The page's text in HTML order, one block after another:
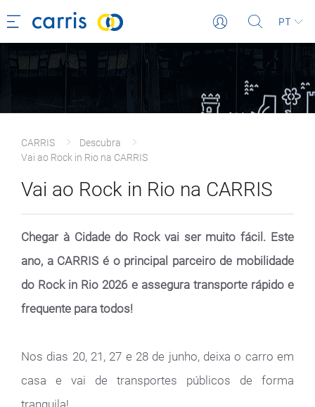
PT
CARRIS
Descubra
Vai ao Rock in Rio na CARRIS
Vai ao Rock in Rio na CARRIS
Chegar à Cidade do Rock vai ser muito fácil. Este
ano, a CARRIS é o principal parceiro de mobilidade
do Rock in Rio 2026 e assegura transporte rápido e
frequente para todos!
Nos dias 20, 21, 27 e 28 de junho, deixa o carro em
casa e vai de transportes públicos de forma
tranquila!